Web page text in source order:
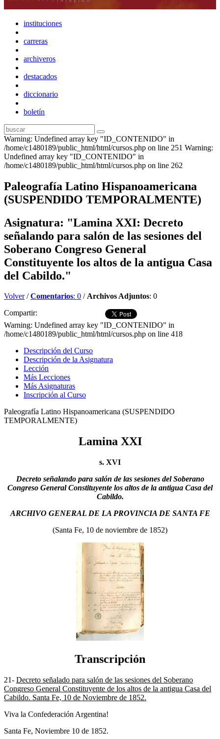
instituciones
carreras
archiveros
destacados
diccionario
boletín
Warning: Undefined array key "ID_CONTENIDO" in
/home/c1480189/public_html/html/cursos.php on line 251 Warning:
Undefined array key "ID_CONTENIDO" in
/home/c1480189/public_html/html/cursos.php on line 262
Paleografía Latino Hispanoamericana
(SUSPENDIDO TEMPORALMENTE)
Asignatura: "Lamina XXI: Decreto
señalando para salón de las sesiones del
Soberano Congreso General
Constituyente los altos de la antigua Casa
del Cabildo."
Volver/Comentarios: 0 /Archivos Adjuntos: 0
Compartir:
Warning: Undefined array key "ID_CONTENIDO" in
/home/c1480189/public_html/html/cursos.php on line 418
Descripción del Curso
Descripción de la Asignatura
Lección
Más Lecciones
Más Asignaturas
Inscripción al Curso
Paleografía Latino Hispanoamericana (SUSPENDIDO
TEMPORALMENTE)
Lamina XXI
s. XVI
Decreto señalando para salón de las sesiones del Soberano
Congreso General Constituyente los altos de la antigua Casa del
Cabildo.
ARCHIVO GENERAL DE LA PROVINCIA DE SANTA FE
(Santa Fe, 10 de noviembre de 1852)
Transcripción
21- Decreto señalado para salón de las sesiones del Soberano
Congreso General Constituyente de los altos de la antigua Casa del
Cabildo. Santa Fe, 10 de Noviembre de 1852.
Viva la Confederación Argentina!
Santa Fe, Noviembre 10 de 1852.